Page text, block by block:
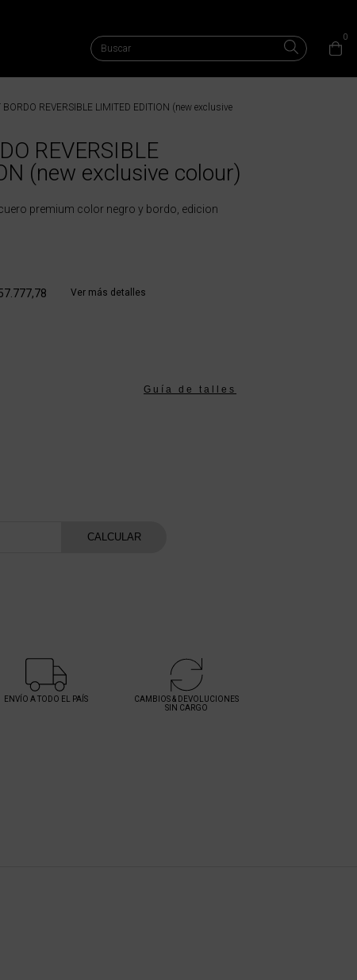
0
REVERSIBLE LIMITED EDITION (new exclusive
REVERSIBLE
(new exclusive colour)
premium color negro y bordo, edicion
Ver más detalles
Guía de talles
CALCULAR
ENVÍO A TODO EL PAÍS
CAMBIOS & DEVOLUCIONES
SIN CARGO